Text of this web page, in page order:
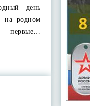
день
на родном